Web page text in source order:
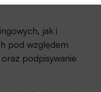
jak i
pod względem
podpisywanie